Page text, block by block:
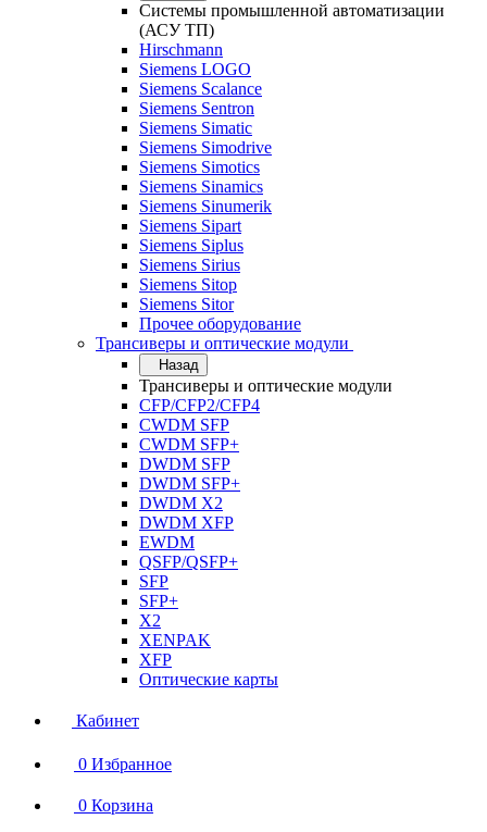
Системы промышленной автоматизации
(АСУ ТП)
Hirschmann
Siemens LOGO
Siemens Scalance
Siemens Sentron
Siemens Simatic
Siemens Simodrive
Siemens Simotics
Siemens Sinamics
Siemens Sinumerik
Siemens Sipart
Siemens Siplus
Siemens Sirius
Siemens Sitop
Siemens Sitor
Прочее оборудование
Трансиверы и оптические модули
Назад
Трансиверы и оптические модули
CFP/CFP2/CFP4
CWDM SFP
CWDM SFP+
DWDM SFP
DWDM SFP+
DWDM X2
DWDM XFP
EWDM
QSFP/QSFP+
SFP
SFP+
X2
XENPAK
XFP
Оптические карты
Кабинет
0 Избранное
0 Корзина